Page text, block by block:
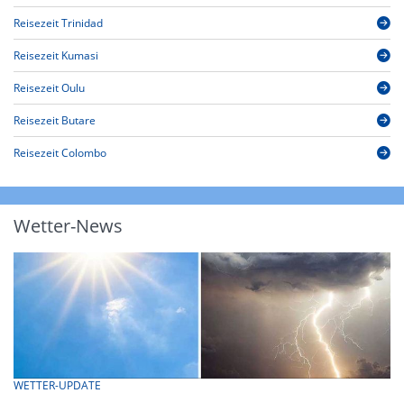
Reisezeit Trinidad
Reisezeit Kumasi
Reisezeit Oulu
Reisezeit Butare
Reisezeit Colombo
Wetter-News
WETTER-UPDATE